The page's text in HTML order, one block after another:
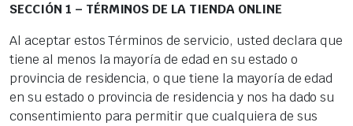
SECCIÓN 1 – TÉRMINOS DE LA TIENDA ONLINE
Al aceptar estos Términos de servicio, usted declara que
tiene al menos la mayoría de edad en su estado o
provincia de residencia, o que tiene la mayoría de edad
en su estado o provincia de residencia y nos ha dado su
consentimiento para permitir que cualquiera de sus